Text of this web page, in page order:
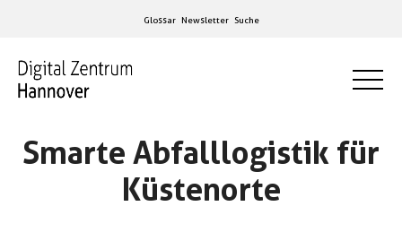
Glossar Newsletter Suche
Smarte Abfalllogistik für
Küstenorte